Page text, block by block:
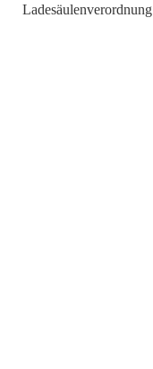
Ladesäulenverordnung